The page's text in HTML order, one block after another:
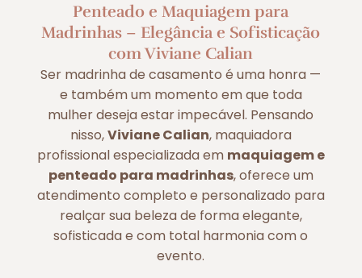
Penteado e Maquiagem para
Madrinhas – Elegância e Sofisticação
com Viviane Calian
Ser madrinha de casamento é uma honra —
e também um momento em que toda
mulher deseja estar impecável. Pensando
nisso,Viviane Calian, maquiadora
profissional especializada em maquiagem e
penteado para madrinhas, oferece um
atendimento completo e personalizado para
realçar sua beleza de forma elegante,
sofisticada e com total harmonia com o
evento.